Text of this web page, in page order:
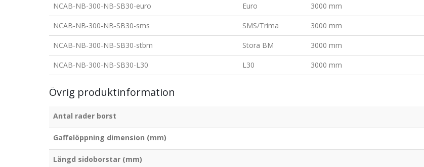
NCAB-NB-300-NB-SB30-euro Euro 3000 mm
NCAB-NB-300-NB-SB30-sms SMS/Trima 3000 mm
NCAB-NB-300-NB-SB30-stbm Stora BM 3000 mm
NCAB-NB-300-NB-SB30-L30 L30 3000 mm
Övrig produktinformation
Antal rader borst
Gaffelöppning dimension (mm)
Längd sidoborstar (mm)